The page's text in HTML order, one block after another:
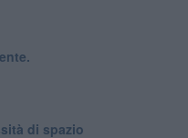
di spazio